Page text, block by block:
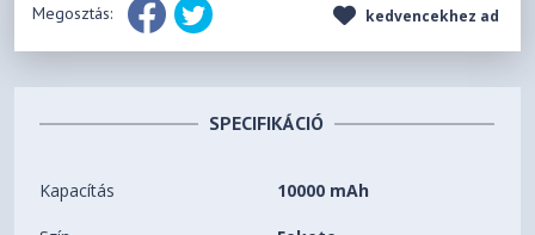
Megosztás: kedvencekhez ad
SPECIFIKÁCIÓ
Kapacítás 10000 mAh